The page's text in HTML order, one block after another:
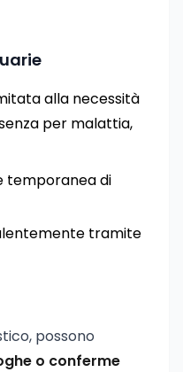
alla necessità
per malattia,
temporanea di
tramite
possono
o conferme